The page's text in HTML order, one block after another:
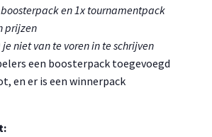
en 1x tournamentpack
prijzen
niet van te voren in te schrijven
een boosterpack toegevoegd
en er is een winnerpack